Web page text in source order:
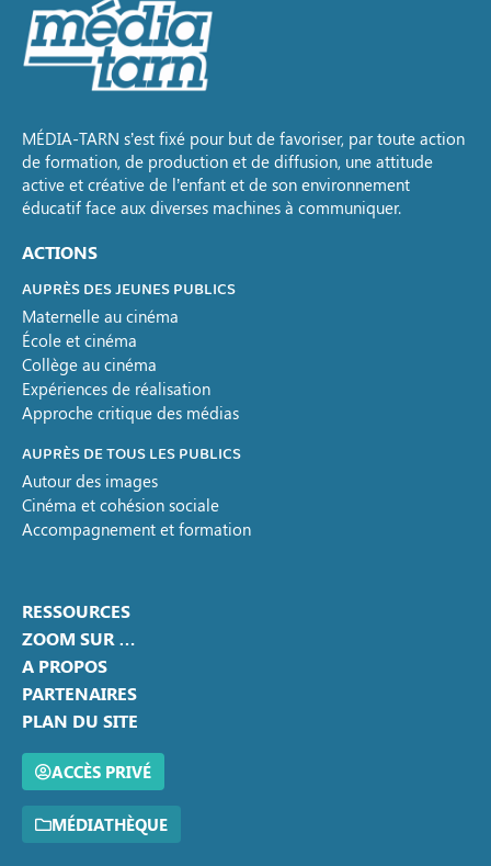
MÉDIA-TARN s’est fixé pour but de favoriser, par toute action
de formation, de production et de diffusion, une attitude
active et créative de l’enfant et de son environnement
éducatif face aux diverses machines à communiquer.
ACTIONS
AUPRÈS DES JEUNES PUBLICS
Maternelle au cinéma
École et cinéma
Collège au cinéma
Expériences de réalisation
Approche critique des médias
AUPRÈS DE TOUS LES PUBLICS
Autour des images
Cinéma et cohésion sociale
Accompagnement et formation
RESSOURCES
ZOOM SUR …
A PROPOS
PARTENAIRES
PLAN DU SITE
ACCÈS PRIVÉ
MÉDIATHÈQUE